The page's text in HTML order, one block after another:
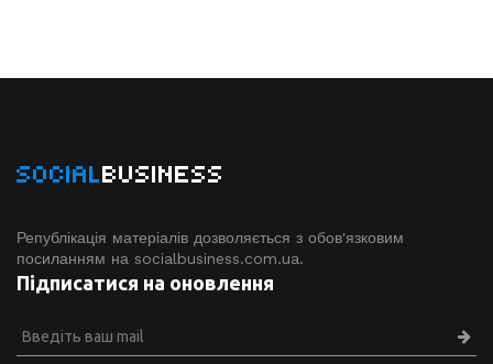
SOCIALBUSINESS
Републікація матеріалів дозволяється з обов'язковим
посиланням на socialbusiness.com.ua.
Підписатися на оновлення